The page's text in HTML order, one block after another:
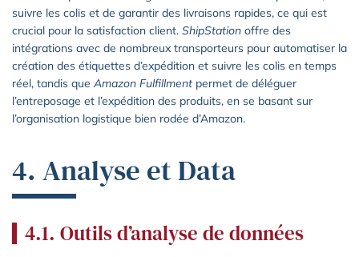
suivre les colis et de garantir des livraisons rapides, ce qui est
crucial pour la satisfaction client. ShipStation offre des
intégrations avec de nombreux transporteurs pour automatiser la
création des étiquettes d’expédition et suivre les colis en temps
réel, tandis que Amazon Fulfillment permet de déléguer
l’entreposage et l’expédition des produits, en se basant sur
l’organisation logistique bien rodée d’Amazon.
4. Analyse et Data
4.1. Outils d’analyse de données